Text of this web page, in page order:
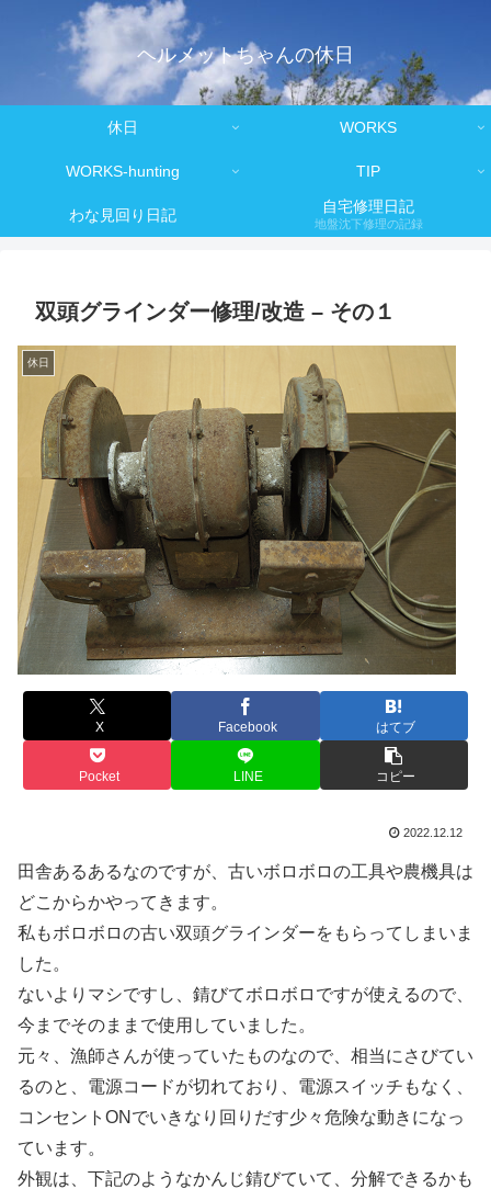
ヘルメットちゃんの休日
休日 WORKS
WORKS-hunting TIP
わな見回り日記 自宅修理日記
地盤沈下修理の記録
双頭グラインダー修理/改造 – その１
休日
X Facebook はてブ
Pocket LINE コピー
2022.12.12
田舎あるあるなのですが、古いボロボロの工具や農機具は
どこからかやってきます。
私もボロボロの古い双頭グラインダーをもらってしまいま
した。
ないよりマシですし、錆びてボロボロですが使えるので、
今までそのままで使用していました。
元々、漁師さんが使っていたものなので、相当にさびてい
るのと、電源コードが切れており、電源スイッチもなく、
コンセントONでいきなり回りだす少々危険な動きになっ
ています。
外観は、下記のようなかんじ錆びていて、分解できるかも